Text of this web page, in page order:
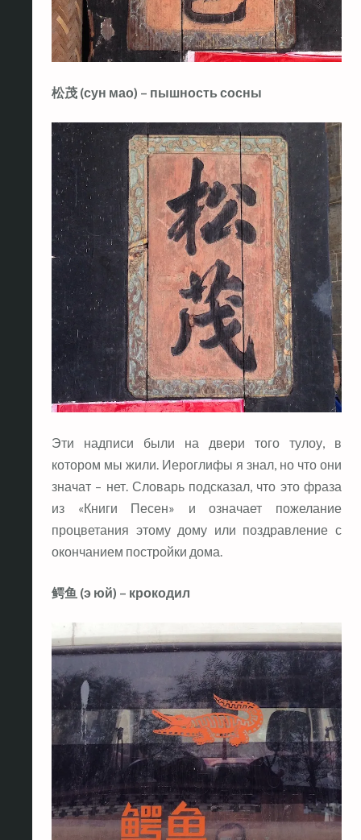
松茂 (сун мао) – пышность сосны
Эти надписи были на двери того тулоу, в
котором мы жили. Иероглифы я знал, но что они
значат – нет. Словарь подсказал, что это фраза
из «Книги Песен» и означает пожелание
процветания этому дому или поздравление с
окончанием постройки дома.
鳄鱼 (э юй) – крокодил